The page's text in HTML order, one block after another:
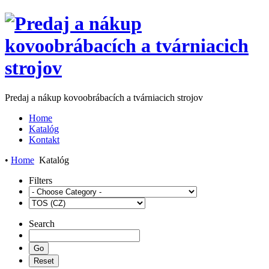
Predaj a nákup kovoobrábacích a tvárniacich strojov
Home
Katalóg
Kontakt
• Home Katalóg
Filters
Search